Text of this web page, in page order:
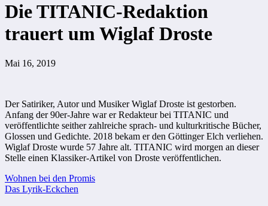
Die TITANIC-Redaktion
trauert um Wiglaf Droste
Mai 16, 2019
Der Satiriker, Autor und Musiker Wiglaf Droste ist gestorben.
Anfang der 90er-Jahre war er Redakteur bei TITANIC und
veröffentlichte seither zahlreiche sprach- und kulturkritische Bücher,
Glossen und Gedichte. 2018 bekam er den Göttinger Elch verliehen.
Wiglaf Droste wurde 57 Jahre alt. TITANIC wird morgen an dieser
Stelle einen Klassiker-Artikel von Droste veröffentlichen.
Beitragsnavigation
Wohnen bei den Promis
Das Lyrik-Eckchen